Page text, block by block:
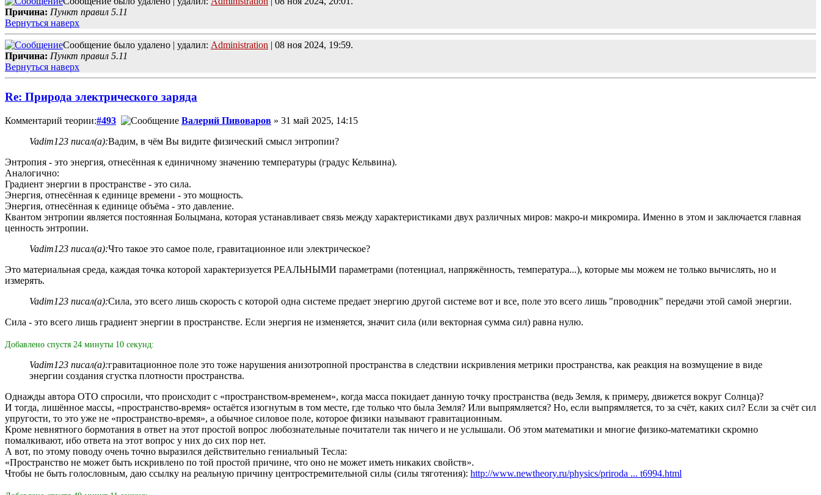
Причина: Пункт правил 5.11
Вернуться наверх
Сообщение было удалено | удалил: Administration | 08 ноя 2024, 19:59.
Причина: Пункт правил 5.11
Вернуться наверх
Re: Природа электрического заряда
Комментарий теории:#493 Валерий Пивоваров » 31 май 2025, 14:15
Vadim123 писал(а):Вадим, в чём Вы видите физический смысл энтропии?
Энтропия - это энергия, отнесённая к единичному значению температуры (градус Кельвина).
Аналогично:
Градиент энергии в пространстве - это сила.
Энергия, отнесённая к единице времени - это мощность.
Энергия, отнесённая к единице объёма - это давление.
Квантом энтропии является постоянная Больцмана, которая устанавливает связь между характеристиками двух различных миров: макро-и микромира. Именно в этом и заключается главная
ценность энтропии.
Vadim123 писал(а):Что такое это самое поле, гравитационное или электрическое?
Это материальная среда, каждая точка которой характеризуется РЕАЛЬНЫМИ параметрами (потенциал, напряжённость, температура...), которые мы можем не только вычислять, но и
измерять.
Vadim123 писал(а):Сила, это всего лишь скорость с которой одна системе предает энергию другой системе вот и все, поле это всего лишь "проводник" передачи этой самой энергии.
Сила - это всего лишь градиент энергии в пространстве. Если энергия не изменяется, значит сила (или векторная сумма сил) равна нулю.
Добавлено спустя 24 минуты 10 секунд:
Vadim123 писал(а):гравитационное поле это тоже нарушения анизотропной пространства в следствии искривления метрики пространства, как реакция на возмущение в виде
энергии создания сгустка плотности пространства.
Однажды автора ОТО спросили, что происходит с «пространством-временем», когда масса покидает данную точку пространства (ведь Земля, к примеру, движется вокруг Солнца)?
И тогда, лишённое массы, «пространство-время» остаётся изогнутым в том месте, где только что была Земля? Или выпрямляется? Но, если выпрямляется, то за счёт, каких сил? Если за счёт сил
упругости, то это уже не «пространство-время», а обычное силовое поле, которое физики называют гравитационным.
Кроме невнятного бормотания в ответ на этот простой вопрос любознательные почитатели так ничего и не услышали. Об этом математики и многие физико-математики скромно
помалкивают, ибо ответа на этот вопрос у них до сих пор нет.
А вот, по этому поводу очень точно выразился действительно гениальный Тесла:
«Пространство не может быть искривлено по той простой причине, что оно не может иметь никаких свойств».
Чтобы не быть голословным, даю ссылку на реальную причину центростремительной силы (силы тяготения): http://www.newtheory.ru/physics/priroda ... t6994.html